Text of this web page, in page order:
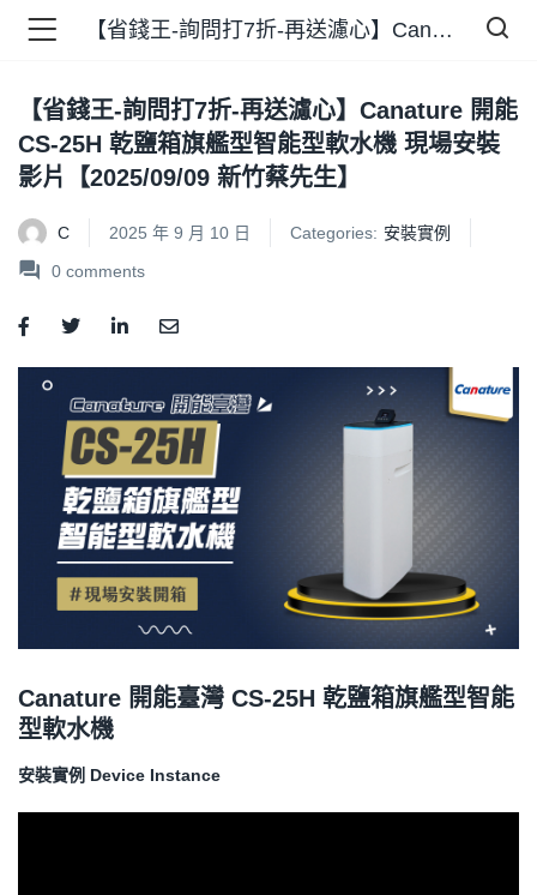
)
)
王 )
【省錢王-詢問打7折-再送濾心】Canature 開能 CS-25H 乾鹽箱旗艦型智能型軟水機 現場安裝影片【2025/09/09 新竹蔡先生】
【省錢王-詢問打7折-再送濾心】Canature 開能
CS-25H 乾鹽箱旗艦型智能型軟水機 現場安裝
影片【2025/09/09 新竹蔡先生】
C 2025 年 9 月 10 日 Categories: 安裝實例
0 comments
Canature 開能臺灣 CS-25H 乾鹽箱旗艦型智能
型軟水機
安裝實例 Device Instance